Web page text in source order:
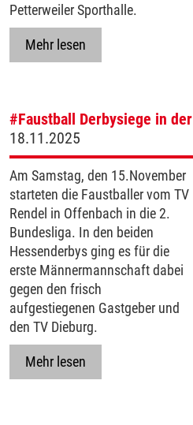
Petterweiler Sporthalle.
Mehr lesen
#Faustball Derbysiege in
18.11.2025
Am Samstag, den 15.November
starteten die Faustballer vom TV
Rendel in Offenbach in die 2.
Bundesliga. In den beiden
Hessenderbys ging es für die
erste Männermannschaft dabei
gegen den frisch
aufgestiegenen Gastgeber und
den TV Dieburg.
Mehr lesen